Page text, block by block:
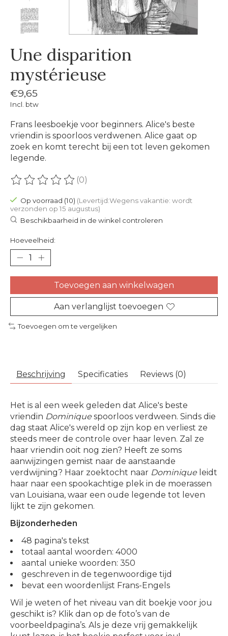
Une disparition
mystérieuse
€9,65
Incl. btw
Frans leesboekje voor beginners. Alice's beste
vriendin is spoorloos verdwenen. Alice gaat op
zoek en komt terecht bij een tot leven gekomen
legende.
De beoordeling van dit product is
(0)
Op voorraad (10) (Levertijd:Wegens vakantie: wordt
verzonden op 15 augustus)
Beschikbaarheid in de winkel controleren
Hoeveelheid:
Toevoegen aan winkelwagen
Aan verlanglijst toevoegen
Toevoegen om te vergelijken
Beschrijving Specificaties Reviews (0)
Het is al een week geleden dat Alice's beste
vriendin Dominique spoorloos verdween. Sinds die
dag staat Alice's wereld op zijn kop en verliest ze
steeds meer de controle over haar leven. Zal ze
haar vriendin ooit nog zien? Heeft ze soms
aanwijzingen gemist naar de aanstaande
verdwijning? Haar zoektocht naar Dominique leidt
haar naar een spookachtige plek in de moerassen
van Louisiana, waar een oude legende tot leven
lijkt te zijn gekomen.
Bijzonderheden
48 pagina's tekst
totaal aantal woorden: 4000
aantal unieke woorden: 350
geschreven in de tegenwoordige tijd
bevat een woordenlijst Frans-Engels
Wil je weten of het niveau van dit boekje voor jou
geschikt is? Klik dan op de foto’s van de
voorbeeldpagina’s. Als je deze vrij gemakkelijk